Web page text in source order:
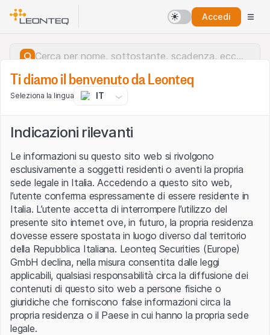
Accedi
Errore del server.
Ti diamo il benvenuto da Leonteq
Seleziona la lingua IT
Indicazioni rilevanti
Le informazioni su questo sito web si rivolgono
esclusivamente a soggetti residenti o aventi la propria
sede legale in Italia. Accedendo a questo sito web,
l’utente conferma espressamente di essere residente in
Italia. L’utente accetta di interrompere l’utilizzo del
presente sito internet ove, in futuro, la propria residenza
dovesse essere spostata in luogo diverso dal territorio
della Repubblica Italiana. Leonteq Securities (Europe)
GmbH declina, nella misura consentita dalle leggi
applicabili, qualsiasi responsabilità circa la diffusione dei
contenuti di questo sito web a persone fisiche o
giuridiche che forniscono false informazioni circa la
propria residenza o il Paese in cui hanno la propria sede
legale.